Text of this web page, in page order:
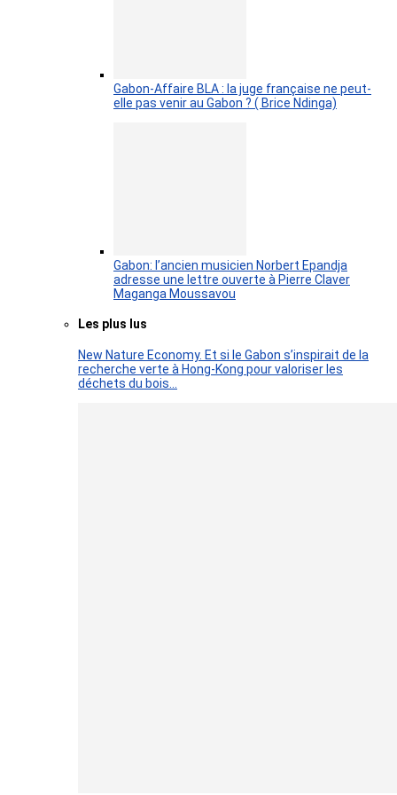
Gabon-Affaire BLA : la juge française ne peut-
elle pas venir au Gabon ? ( Brice Ndinga)
Gabon: l’ancien musicien Norbert Epandja
adresse une lettre ouverte à Pierre Claver
Maganga Moussavou
Les plus lus
New Nature Economy. Et si le Gabon s’inspirait de la
recherche verte à Hong-Kong pour valoriser les
déchets du bois…